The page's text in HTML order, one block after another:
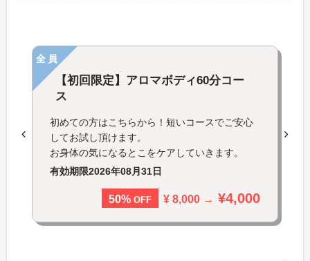
全員
【初回限定】アロマボディ60分コー
ス
初めての方はこちらから！短いコースでご安心
してお試し頂けます。
お身体の気になるとこをケアしていきます。
有効期限2026年08月31日
50% OFF ¥ 8,000 → ¥4,000